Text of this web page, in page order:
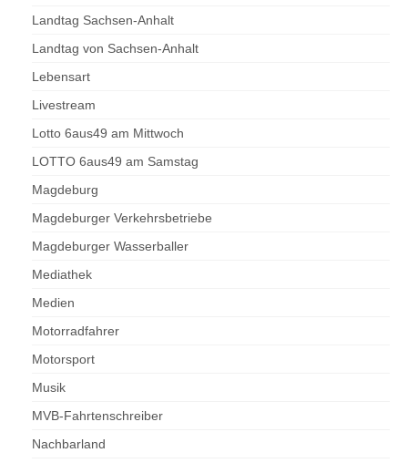
Landtag Sachsen-Anhalt
Landtag von Sachsen-Anhalt
Lebensart
Livestream
Lotto 6aus49 am Mittwoch
LOTTO 6aus49 am Samstag
Magdeburg
Magdeburger Verkehrsbetriebe
Magdeburger Wasserballer
Mediathek
Medien
Motorradfahrer
Motorsport
Musik
MVB-Fahrtenschreiber
Nachbarland